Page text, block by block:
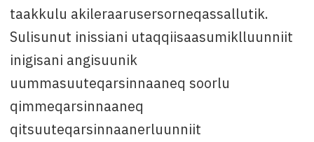
taakkulu akileraarusersorneqassallutik.
Sulisunut inissiani utaqqiisaasumiklluunniit
inigisani angisuunik
uummasuuteqarsinnaaneq soorlu
qimmeqarsinnaaneq
qitsuuteqarsinnaanerluunniit